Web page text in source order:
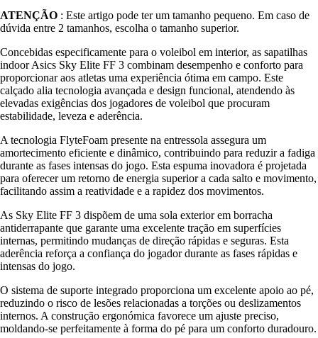
ATENÇÃO : Este artigo pode ter um tamanho pequeno. Em caso de
dúvida entre 2 tamanhos, escolha o tamanho superior.
Concebidas especificamente para o voleibol em interior, as sapatilhas
indoor Asics Sky Elite FF 3 combinam desempenho e conforto para
proporcionar aos atletas uma experiência ótima em campo. Este
calçado alia tecnologia avançada e design funcional, atendendo às
elevadas exigências dos jogadores de voleibol que procuram
estabilidade, leveza e aderência.
A tecnologia FlyteFoam presente na entressola assegura um
amortecimento eficiente e dinâmico, contribuindo para reduzir a fadiga
durante as fases intensas do jogo. Esta espuma inovadora é projetada
para oferecer um retorno de energia superior a cada salto e movimento,
facilitando assim a reatividade e a rapidez dos movimentos.
As Sky Elite FF 3 dispõem de uma sola exterior em borracha
antiderrapante que garante uma excelente tração em superfícies
internas, permitindo mudanças de direção rápidas e seguras. Esta
aderência reforça a confiança do jogador durante as fases rápidas e
intensas do jogo.
O sistema de suporte integrado proporciona um excelente apoio ao pé,
reduzindo o risco de lesões relacionadas a torções ou deslizamentos
internos. A construção ergonómica favorece um ajuste preciso,
moldando-se perfeitamente à forma do pé para um conforto duradouro.